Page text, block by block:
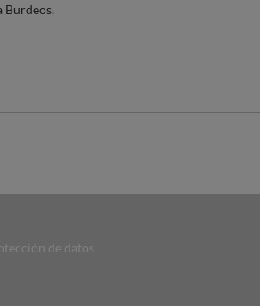
Burdeos.
de datos